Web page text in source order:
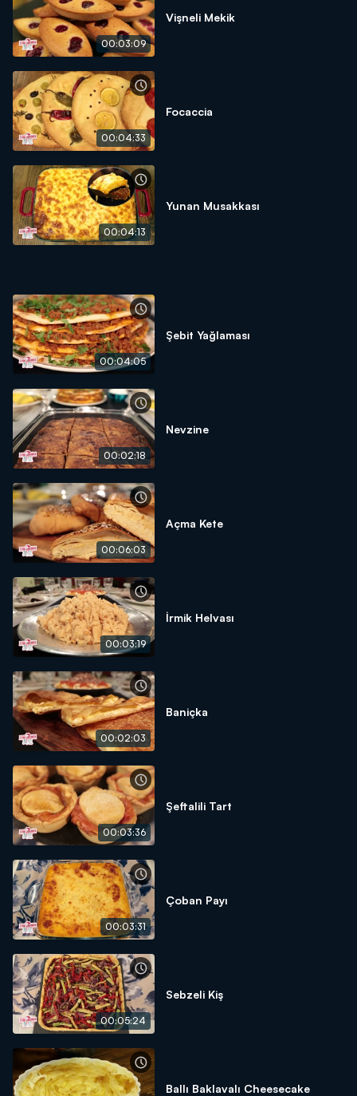
00:03:09
Vişneli Mekik
00:04:33
Focaccia
00:04:13
Yunan Musakkası
00:04:05
Şebit Yağlaması
00:02:18
Nevzine
00:06:03
Açma Kete
00:03:19
İrmik Helvası
00:02:03
Baniçka
00:03:36
Şeftalili Tart
00:03:31
Çoban Payı
00:05:24
Sebzeli Kiş
Ballı Baklavalı Cheesecake